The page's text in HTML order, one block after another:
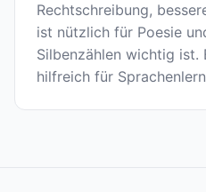
Rechtschreibung,
ist nützlich für Poesie
Silbenzählen wichtig ist.
hilfreich für